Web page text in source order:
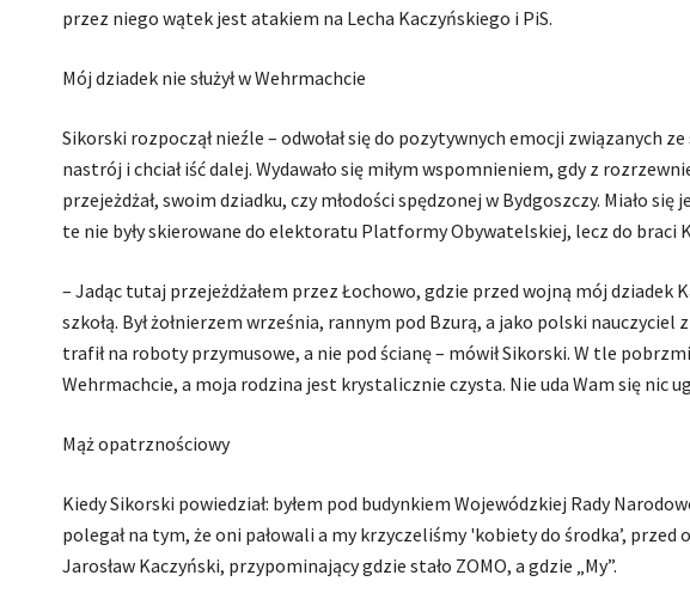
przez niego wątek jest atakiem na Lecha Kaczyńskiego i PiS.
Mój dziadek nie służył w Wehrmachcie
Sikorski rozpoczął nieźle – odwołał się do pozytywnych emocji związanych
nastrój i chciał iść dalej. Wydawało się miłym wspomnieniem, gdy z
przejeżdżał, swoim dziadku, czy młodości spędzonej w Bydgoszczy. Miało
te nie były skierowane do elektoratu Platformy Obywatelskiej, lecz do braci
– Jadąc tutaj przejeżdżałem przez Łochowo, gdzie przed wojną mój dziadek
szkołą. Był żołnierzem września, rannym pod Bzurą, a jako polski nauczyciel
trafił na roboty przymusowe, a nie pod ścianę – mówił Sikorski. W tle
Wehrmachcie, a moja rodzina jest krystalicznie czysta. Nie uda Wam się nic
Mąż opatrznościowy
Kiedy Sikorski powiedział: byłem pod budynkiem Wojewódzkiej Rady
polegał na tym, że oni pałowali a my krzyczeliśmy 'kobiety do środka’, przed
Jarosław Kaczyński, przypominający gdzie stało ZOMO, a gdzie „My”.